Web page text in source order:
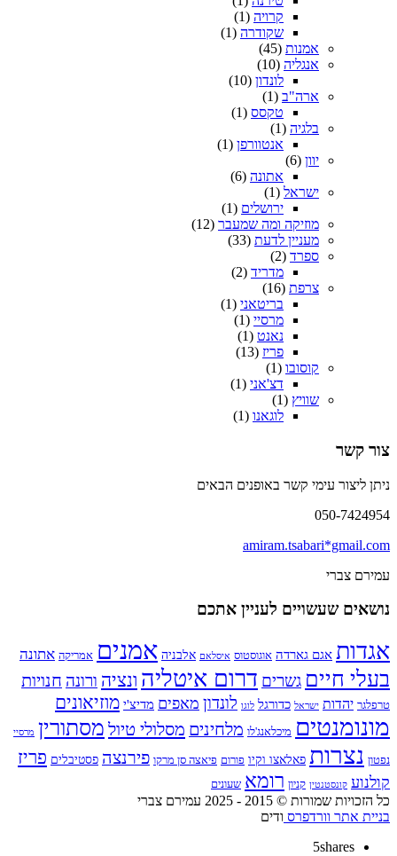
קרויה (1)
שקודרה (1)
אמנות (45)
אנגליה (10)
לונדון (10)
ארה"ב (1)
טקסס (1)
בלגיה (1)
אנטוורפן (1)
יוון (6)
אתונה (6)
ישראל (1)
ירושלים (1)
מוזיקה ומה שמעבר (12)
מעניין לדעת (33)
ספרד (2)
מדריד (2)
צרפת (16)
בריטאני (1)
מרסיי (1)
נאנט (1)
פריז (13)
קוסובו (1)
דצ'אני (1)
שוויץ (1)
לוגאנו (1)
צור קשר
ניתן ליצור עימי קשר באופנים הבאים
050-7424954
amiram.tsabari*gmail.com
עמירם צברי
נושאים שעשויים לעניין אתכם
אגדות אגם גארדה אוגוסטוס איסלאם אלבניה אמנים אמריקה אתונה
בעלי חיים גשרים דרום איטליה ונציה ורונה חנויות
טרפלגר יהדות ישראל כדורגל לוגו לונדון מאפים מדיצ'י מוזיאונים
מונומנטים מיכלאנג'לו מלחינים מסלולי טיול מסתורין מרסיי
נפטון נצרות פאלאצו וקיו פורום פיאצה סן מרקו פירנצה פסטיבלים פריז
קולנוע קונסטנטין קניון רומא שעונים
כל הזכויות שמורות © 2015 - 2025 עמירם צברי
בניית אתר וורדפרס ודים
5shares